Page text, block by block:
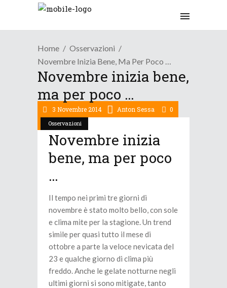
Home
Osservazioni
Novembre Inizia Bene, Ma Per Poco …
Novembre inizia bene,
ma per poco …
Osservazioni
3 Novembre 2014 Anton Sessa 0
Novembre inizia
bene, ma per poco
…
Il tempo nei primi tre giorni di
novembre è stato molto bello, con sole
e clima mite per la stagione. Un trend
simile per quasi tutto il mese di
ottobre a parte la veloce nevicata del
23 e qualche giorno di clima più
freddo. Anche le gelate notturne negli
ultimi giorni si sono mitigate, tanto